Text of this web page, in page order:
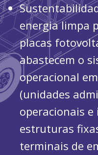
energia limpa
placas
abastecem o
operacional
(unidades
operacionais e
estruturas
terminais de